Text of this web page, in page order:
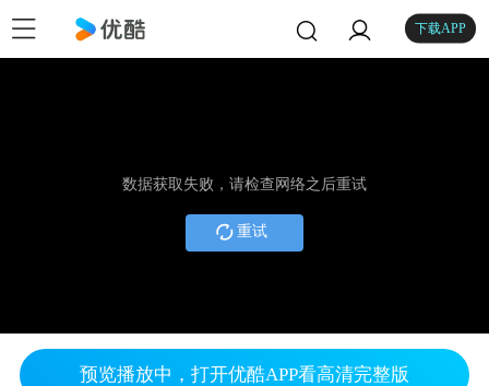
下载APP
数据获取失败，请检查网络之后重试
重试
预览播放中，打开优酷APP看高清完整版